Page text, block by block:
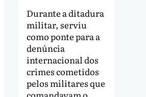
Durante a ditadura
militar, serviu
como ponte para a
denúncia
internacional dos
crimes cometidos
pelos militares que